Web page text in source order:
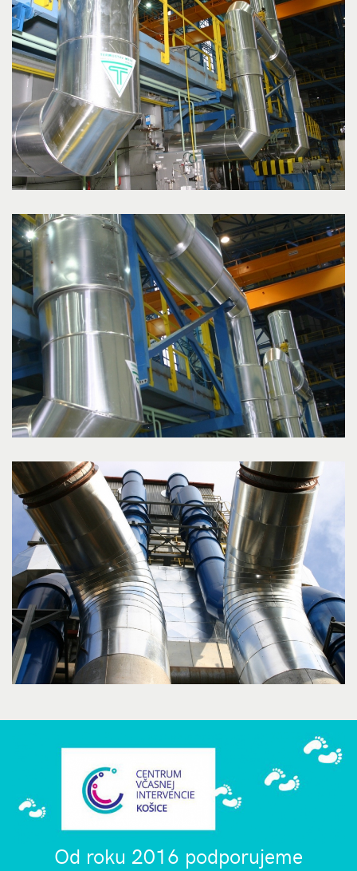
Od roku 2016 podporujeme